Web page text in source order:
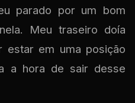
parado por um bom
Meu traseiro doía
estar em uma posição
a hora de sair desse